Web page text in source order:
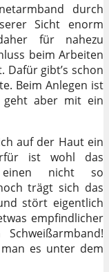
durch
Sicht enorm
für nahezu
beim Arbeiten
gibt’s schon
Beim Anlegen ist
geht aber mit ein
auf der Haut ein
ist wohl das
einen nicht so
trägt sich das
stört eigentlich
empfindlicher
es unter dem